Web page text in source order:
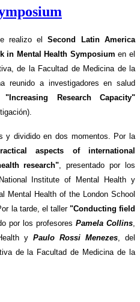
realizo elSecond Latin America
in Mental Health Symposium en el
de la Facultad de Medicina de la
reunido a investigadores en salud
"Increasing Research Capacity"
y dividido en dos momentos. Por la
aspects of international
research" , presentado por los
Institute of Mental Health y
Mental Health of the London School
la tarde, el taller "Conducting field
por los profesores Pamela Collins
y Paulo Rossi Menezes, del
de la Facultad de Medicina de la